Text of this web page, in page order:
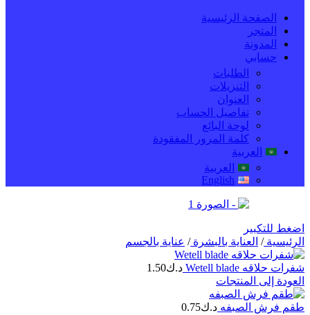
الصفحة الرئيسية
المتجر
المدونة
حسابي
الطلبات
التنزيلات
العنوان
تفاصيل الحساب
لوحة البائع
كلمة المرور المفقودة
العربية
العربية
English
اضغط للتكبير
الرئيسية/ العناية بالبشرة/ عناية بالجسم
شفرات حلاقه Wetell blade د.ك1.50
العودة إلى المنتجات
طقم فرش الصبفه د.ك0.75